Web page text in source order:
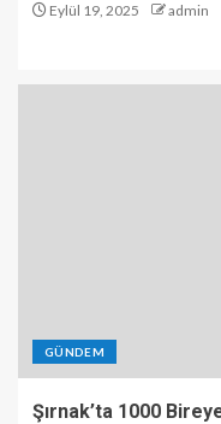
Eylül 19, 2025 admin
GÜNDEM
Şırnak’ta 1000